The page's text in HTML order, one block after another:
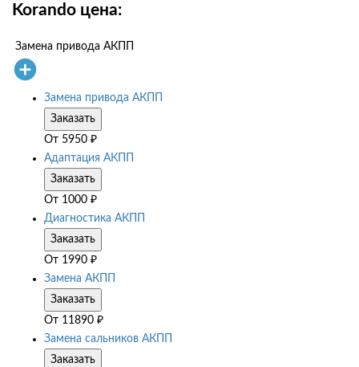
Korando цена:
Замена привода АКПП
Замена привода АКПП
Заказать
От 5950 ₽
Адаптация АКПП
Заказать
От 1000 ₽
Диагностика АКПП
Заказать
От 1990 ₽
Замена АКПП
Заказать
От 11890 ₽
Замена сальников АКПП
Заказать